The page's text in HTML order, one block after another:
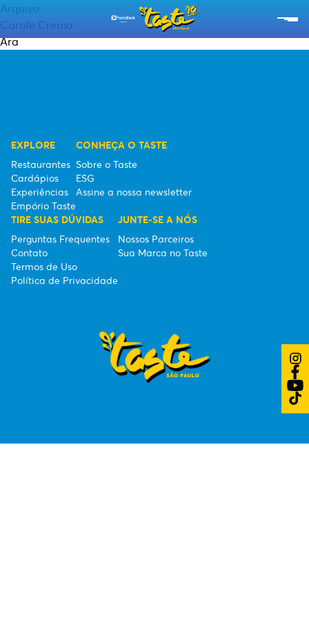
RESTAURANTES
EMPÓRIO TASTE
SOBRE O TASTE
ESG
SEBRAE
ASSINE A NOSSA NEWSLETTER
Arquivo
Carole Crema
Ara
EXPLORE
Restaurantes
Cardápios
Experiências
Empório Taste
CONHEÇA O TASTE
Sobre o Taste
ESG
Assine a nossa newsletter
TIRE SUAS DÚVIDAS
Perguntas Frequentes
Contato
Termos de Uso
Política de Privacidade
JUNTE-SE A NÓS
Nossos Parceiros
Sua Marca no Taste